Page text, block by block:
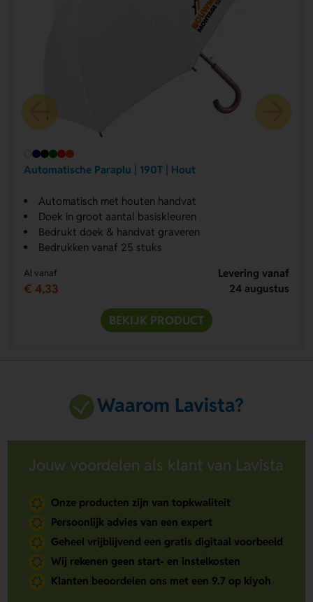
Automatische Paraplu | 190T | Hout
Automatisch met houten handvat
Doek in groot aantal basiskleuren
Bedrukt doek & handvat graveren
Bedrukken vanaf 25 stuks
Al vanaf
€ 4,33
Levering vanaf
24 augustus
BEKIJK PRODUCT
Waarom Lavista?
Jouw voordelen als klant van Lavista
Onze producten zijn van topkwaliteit
Persoonlijk advies van een expert
Geheel vrijblijvend een gratis digitaal voorbeeld
Wij rekenen geen start- en instelkosten
Klanten beoordelen ons met een 9.7 op kiyoh